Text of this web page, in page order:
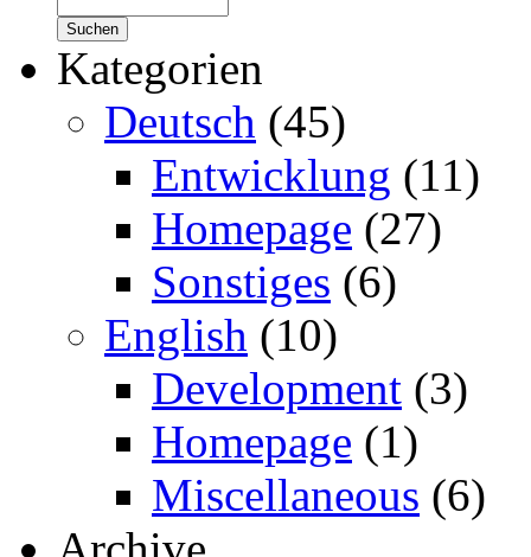
Kategorien
Deutsch (45)
Entwicklung (11)
Homepage (27)
Sonstiges (6)
English (10)
Development (3)
Homepage (1)
Miscellaneous (6)